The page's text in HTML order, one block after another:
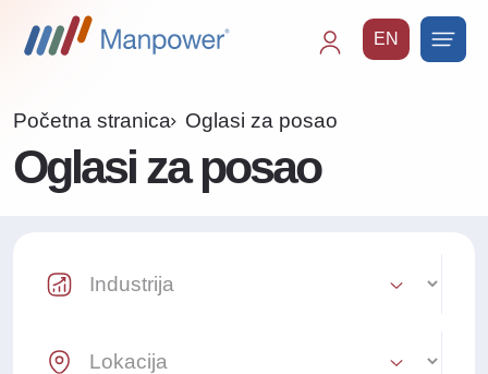
EN
Početna stranica Oglasi za posao
Oglasi za posao
Industry Select
Location Select